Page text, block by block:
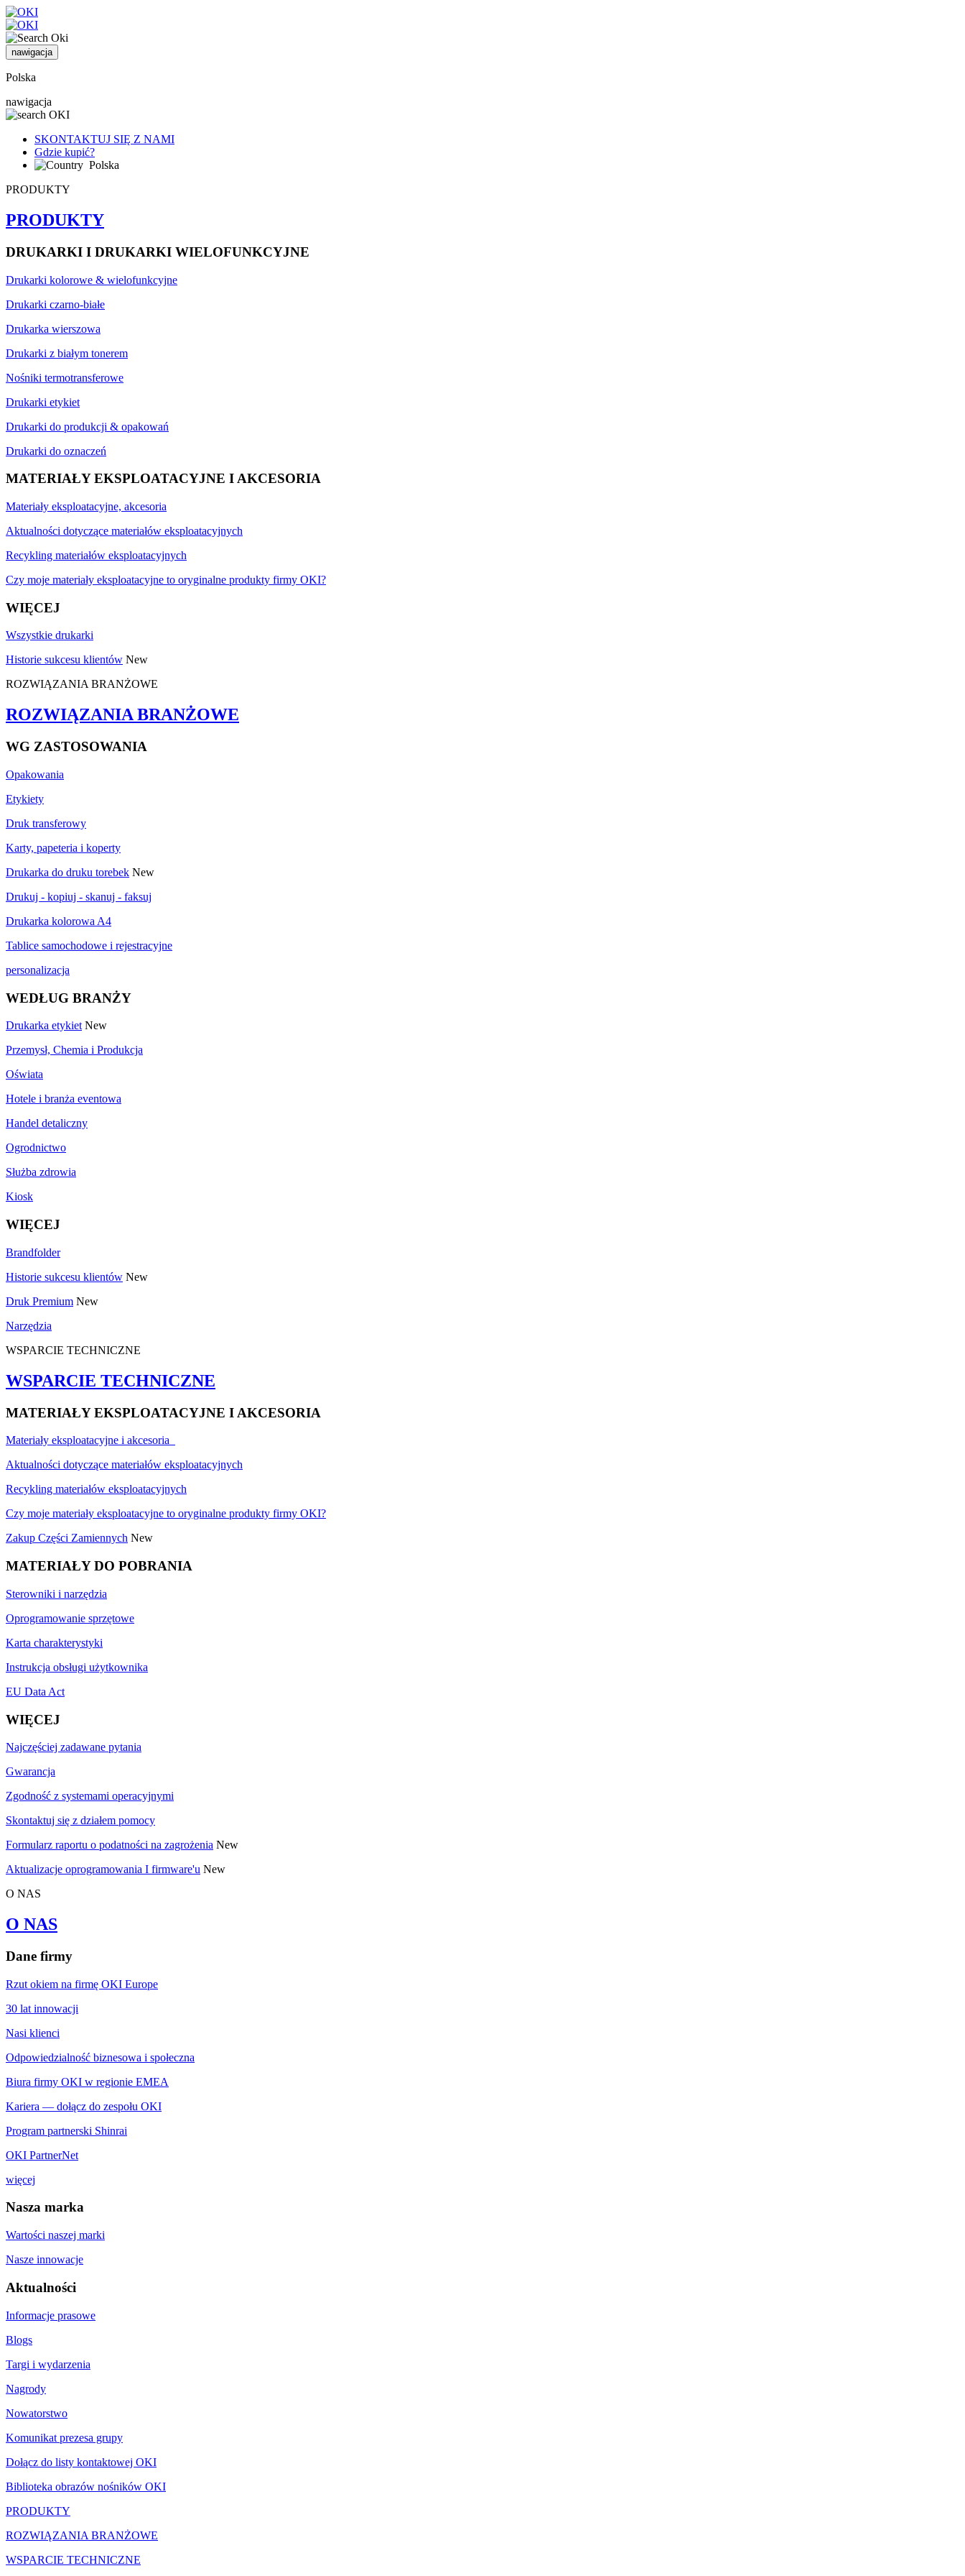
nawigacja
Polska
nawigacja
SKONTAKTUJ SIĘ Z NAMI
Gdzie kupić?
Polska
PRODUKTY
PRODUKTY
DRUKARKI I DRUKARKI WIELOFUNKCYJNE
Drukarki kolorowe & wielofunkcyjne
Drukarki czarno-białe
Drukarka wierszowa
Drukarki z białym tonerem
Nośniki termotransferowe
Drukarki etykiet
Drukarki do produkcji & opakowań
Drukarki do oznaczeń
MATERIAŁY EKSPLOATACYJNE I AKCESORIA
Materiały eksploatacyjne, akcesoria
Aktualności dotyczące materiałów eksploatacyjnych
Recykling materiałów eksploatacyjnych
Czy moje materiały eksploatacyjne to oryginalne produkty firmy OKI?
WIĘCEJ
Wszystkie drukarki
Historie sukcesu klientów New
ROZWIĄZANIA BRANŻOWE
ROZWIĄZANIA BRANŻOWE
WG ZASTOSOWANIA
Opakowania
Etykiety
Druk transferowy
Karty, papeteria i koperty
Drukarka do druku torebek New
Drukuj - kopiuj - skanuj - faksuj
Drukarka kolorowa A4
Tablice samochodowe i rejestracyjne
personalizacja
WEDŁUG BRANŻY
Drukarka etykiet New
Przemysł, Chemia i Produkcja
Oświata
Hotele i branża eventowa
Handel detaliczny
Ogrodnictwo
Służba zdrowia
Kiosk
WIĘCEJ
Brandfolder
Historie sukcesu klientów New
Druk Premium New
Narzędzia
WSPARCIE TECHNICZNE
WSPARCIE TECHNICZNE
MATERIAŁY EKSPLOATACYJNE I AKCESORIA
Materiały eksploatacyjne i akcesoria
Aktualności dotyczące materiałów eksploatacyjnych
Recykling materiałów eksploatacyjnych
Czy moje materiały eksploatacyjne to oryginalne produkty firmy OKI?
Zakup Części Zamiennych New
MATERIAŁY DO POBRANIA
Sterowniki i narzędzia
Oprogramowanie sprzętowe
Karta charakterystyki
Instrukcja obsługi użytkownika
EU Data Act
WIĘCEJ
Najczęściej zadawane pytania
Gwarancja
Zgodność z systemami operacyjnymi
Skontaktuj się z działem pomocy
Formularz raportu o podatności na zagrożenia New
Aktualizacje oprogramowania I firmware'u New
O NAS
O NAS
Dane firmy
Rzut okiem na firmę OKI Europe
30 lat innowacji
Nasi klienci
Odpowiedzialność biznesowa i społeczna
Biura firmy OKI w regionie EMEA
Kariera — dołącz do zespołu OKI
Program partnerski Shinrai
OKI PartnerNet
więcej
Nasza marka
Wartości naszej marki
Nasze innowacje
Aktualności
Informacje prasowe
Blogs
Targi i wydarzenia
Nagrody
Nowatorstwo
Komunikat prezesa grupy
Dołącz do listy kontaktowej OKI
Biblioteka obrazów nośników OKI
PRODUKTY
ROZWIĄZANIA BRANŻOWE
WSPARCIE TECHNICZNE